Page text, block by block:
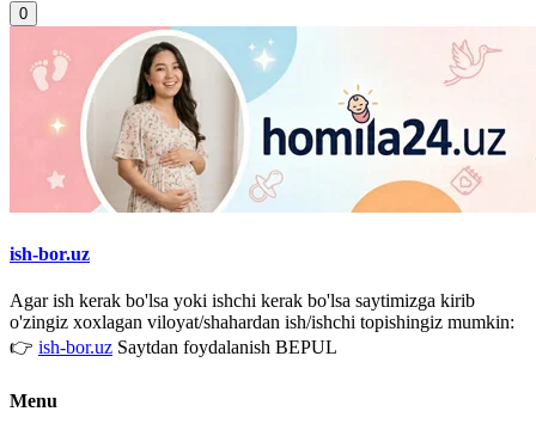
0
ish-bor.uz
Agar ish kerak bo'lsa yoki ishchi kerak bo'lsa saytimizga kirib
o'zingiz xoxlagan viloyat/shahardan ish/ishchi topishingiz mumkin:
👉 ish-bor.uz Saytdan foydalanish BEPUL
Menu